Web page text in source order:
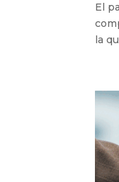
El
la